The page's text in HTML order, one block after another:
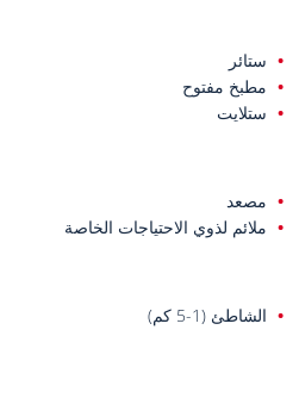
الكبرى، وعلى بعد 250 متر فقط من سوق الشارع الأسبوعي
ستائر
مطبخ مفتوح
ستلايت
مصعد
ملائم لذوي الاحتياجات الخاصة
الشاطئ (1-5 كم)